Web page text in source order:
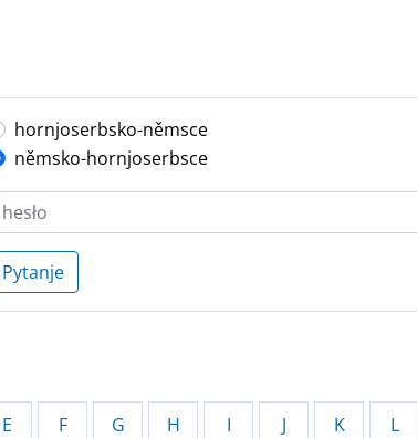
hornjoserbsko-němsce
němsko-hornjoserbsce
Pytanje
E F G H I J K L